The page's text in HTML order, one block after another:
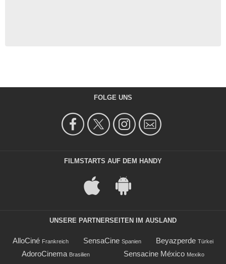
FOLGE UNS
FILMSTARTS AUF DEM HANDY
UNSERE PARTNERSEITEN IM AUSLAND
AlloCiné Frankreich SensaCine Spanien Beyazperde Türkei
AdoroCinema Brasilien Sensacine México Mexiko